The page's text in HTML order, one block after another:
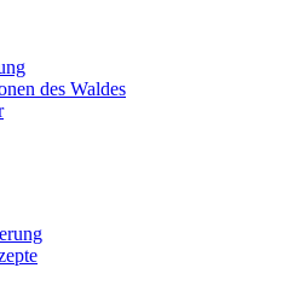
des Waldes